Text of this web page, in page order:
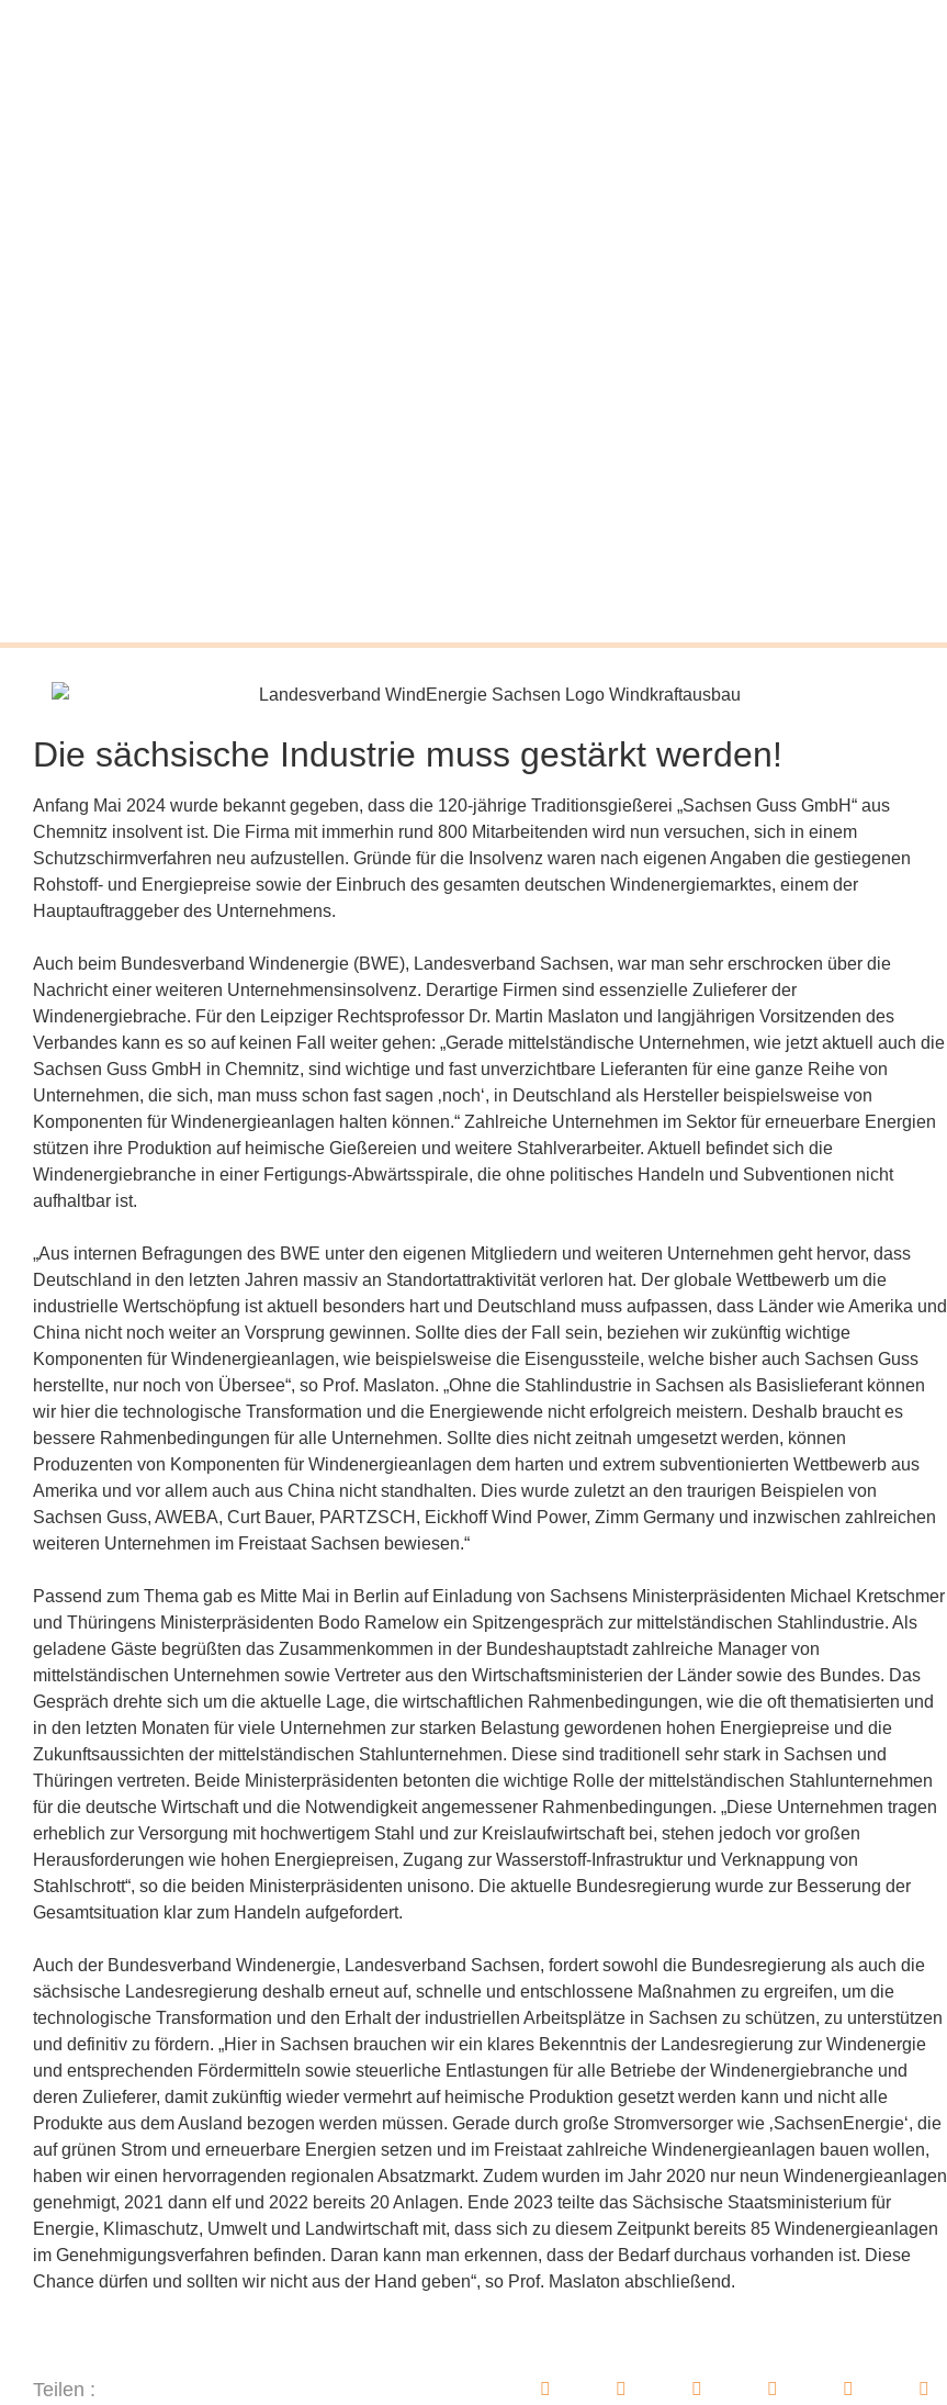
Die sächsische Industrie muss gestärkt werden!
Anfang Mai 2024 wurde bekannt gegeben, dass die 120-jährige Traditionsgießerei „Sachsen Guss GmbH“ aus
Chemnitz insolvent ist. Die Firma mit immerhin rund 800 Mitarbeitenden wird nun versuchen, sich in einem
Schutzschirmverfahren neu aufzustellen. Gründe für die Insolvenz waren nach eigenen Angaben die gestiegenen
Rohstoff- und Energiepreise sowie der Einbruch des gesamten deutschen Windenergiemarktes, einem der
Hauptauftraggeber des Unternehmens.
Auch beim Bundesverband Windenergie (BWE), Landesverband Sachsen, war man sehr erschrocken über die
Nachricht einer weiteren Unternehmensinsolvenz. Derartige Firmen sind essenzielle Zulieferer der
Windenergiebrache. Für den Leipziger Rechtsprofessor Dr. Martin Maslaton und langjährigen Vorsitzenden des
Verbandes kann es so auf keinen Fall weiter gehen: „Gerade mittelständische Unternehmen, wie jetzt aktuell auch die
Sachsen Guss GmbH in Chemnitz, sind wichtige und fast unverzichtbare Lieferanten für eine ganze Reihe von
Unternehmen, die sich, man muss schon fast sagen ‚noch‘, in Deutschland als Hersteller beispielsweise von
Komponenten für Windenergieanlagen halten können.“ Zahlreiche Unternehmen im Sektor für erneuerbare Energien
stützen ihre Produktion auf heimische Gießereien und weitere Stahlverarbeiter. Aktuell befindet sich die
Windenergiebranche in einer Fertigungs-Abwärtsspirale, die ohne politisches Handeln und Subventionen nicht
aufhaltbar ist.
„Aus internen Befragungen des BWE unter den eigenen Mitgliedern und weiteren Unternehmen geht hervor, dass
Deutschland in den letzten Jahren massiv an Standortattraktivität verloren hat. Der globale Wettbewerb um die
industrielle Wertschöpfung ist aktuell besonders hart und Deutschland muss aufpassen, dass Länder wie Amerika und
China nicht noch weiter an Vorsprung gewinnen. Sollte dies der Fall sein, beziehen wir zukünftig wichtige
Komponenten für Windenergieanlagen, wie beispielsweise die Eisengussteile, welche bisher auch Sachsen Guss
herstellte, nur noch von Übersee“, so Prof. Maslaton. „Ohne die Stahlindustrie in Sachsen als Basislieferant können
wir hier die technologische Transformation und die Energiewende nicht erfolgreich meistern. Deshalb braucht es
bessere Rahmenbedingungen für alle Unternehmen. Sollte dies nicht zeitnah umgesetzt werden, können
Produzenten von Komponenten für Windenergieanlagen dem harten und extrem subventionierten Wettbewerb aus
Amerika und vor allem auch aus China nicht standhalten. Dies wurde zuletzt an den traurigen Beispielen von
Sachsen Guss, AWEBA, Curt Bauer, PARTZSCH, Eickhoff Wind Power, Zimm Germany und inzwischen zahlreichen
weiteren Unternehmen im Freistaat Sachsen bewiesen.“
Passend zum Thema gab es Mitte Mai in Berlin auf Einladung von Sachsens Ministerpräsidenten Michael Kretschmer
und Thüringens Ministerpräsidenten Bodo Ramelow ein Spitzengespräch zur mittelständischen Stahlindustrie. Als
geladene Gäste begrüßten das Zusammenkommen in der Bundeshauptstadt zahlreiche Manager von
mittelständischen Unternehmen sowie Vertreter aus den Wirtschaftsministerien der Länder sowie des Bundes. Das
Gespräch drehte sich um die aktuelle Lage, die wirtschaftlichen Rahmenbedingungen, wie die oft thematisierten und
in den letzten Monaten für viele Unternehmen zur starken Belastung gewordenen hohen Energiepreise und die
Zukunftsaussichten der mittelständischen Stahlunternehmen. Diese sind traditionell sehr stark in Sachsen und
Thüringen vertreten. Beide Ministerpräsidenten betonten die wichtige Rolle der mittelständischen Stahlunternehmen
für die deutsche Wirtschaft und die Notwendigkeit angemessener Rahmenbedingungen. „Diese Unternehmen tragen
erheblich zur Versorgung mit hochwertigem Stahl und zur Kreislaufwirtschaft bei, stehen jedoch vor großen
Herausforderungen wie hohen Energiepreisen, Zugang zur Wasserstoff-Infrastruktur und Verknappung von
Stahlschrott“, so die beiden Ministerpräsidenten unisono. Die aktuelle Bundesregierung wurde zur Besserung der
Gesamtsituation klar zum Handeln aufgefordert.
Auch der Bundesverband Windenergie, Landesverband Sachsen, fordert sowohl die Bundesregierung als auch die
sächsische Landesregierung deshalb erneut auf, schnelle und entschlossene Maßnahmen zu ergreifen, um die
technologische Transformation und den Erhalt der industriellen Arbeitsplätze in Sachsen zu schützen, zu unterstützen
und definitiv zu fördern. „Hier in Sachsen brauchen wir ein klares Bekenntnis der Landesregierung zur Windenergie
und entsprechenden Fördermitteln sowie steuerliche Entlastungen für alle Betriebe der Windenergiebranche und
deren Zulieferer, damit zukünftig wieder vermehrt auf heimische Produktion gesetzt werden kann und nicht alle
Produkte aus dem Ausland bezogen werden müssen. Gerade durch große Stromversorger wie ‚SachsenEnergie‘, die
auf grünen Strom und erneuerbare Energien setzen und im Freistaat zahlreiche Windenergieanlagen bauen wollen,
haben wir einen hervorragenden regionalen Absatzmarkt. Zudem wurden im Jahr 2020 nur neun Windenergieanlagen
genehmigt, 2021 dann elf und 2022 bereits 20 Anlagen. Ende 2023 teilte das Sächsische Staatsministerium für
Energie, Klimaschutz, Umwelt und Landwirtschaft mit, dass sich zu diesem Zeitpunkt bereits 85 Windenergieanlagen
im Genehmigungsverfahren befinden. Daran kann man erkennen, dass der Bedarf durchaus vorhanden ist. Diese
Chance dürfen und sollten wir nicht aus der Hand geben“, so Prof. Maslaton abschließend.
Teilen :